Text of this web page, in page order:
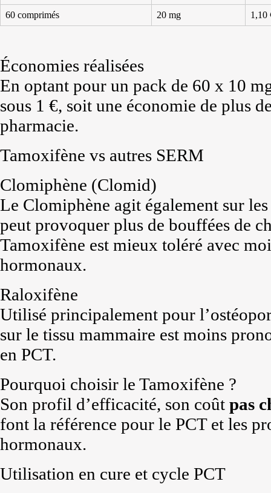
60 comprimés 20 mg 1,10
Économies réalisées
En optant pour un pack de 60 x 10
sous 1 €, soit une économie de plus
pharmacie.
Tamoxifène vs autres SERM
Clomiphène (Clomid)
Le Clomiphène agit également sur
peut provoquer plus de bouffées de
Tamoxifène est mieux toléré avec
hormonaux.
Raloxifène
Utilisé principalement pour
sur le tissu mammaire est moins
en PCT.
Pourquoi choisir le Tamoxifène ?
Son profil d’efficacité, son coût pas
font la référence pour le PCT et les
hormonaux.
Utilisation en cure et cycle PCT